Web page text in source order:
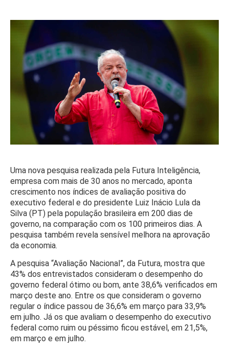
Uma nova pesquisa realizada pela Futura Inteligência,
empresa com mais de 30 anos no mercado, aponta
crescimento nos índices de avaliação positiva do
executivo federal e do presidente Luiz Inácio Lula da
Silva (PT) pela população brasileira em 200 dias de
governo, na comparação com os 100 primeiros dias. A
pesquisa também revela sensível melhora na aprovação
da economia.
A pesquisa “Avaliação Nacional”, da Futura, mostra que
43% dos entrevistados consideram o desempenho do
governo federal ótimo ou bom, ante 38,6% verificados em
março deste ano. Entre os que consideram o governo
regular o índice passou de 36,6% em março para 33,9%
em julho. Já os que avaliam o desempenho do executivo
federal como ruim ou péssimo ficou estável, em 21,5%,
em março e em julho.